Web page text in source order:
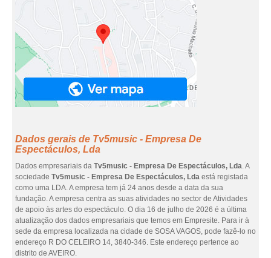
Dados gerais de Tv5music - Empresa De
Espectáculos, Lda
Dados empresariais da Tv5music - Empresa De Espectáculos, Lda. A
sociedade Tv5music - Empresa De Espectáculos, Lda está registada
como uma LDA. A empresa tem já 24 anos desde a data da sua
fundação. A empresa centra as suas atividades no sector de Atividades
de apoio às artes do espectáculo. O dia 16 de julho de 2026 é a última
atualização dos dados empresariais que temos em Empresite. Para ir à
sede da empresa localizada na cidade de SOSA VAGOS, pode fazê-lo no
endereço R DO CELEIRO 14, 3840-346. Este endereço pertence ao
distrito de AVEIRO.